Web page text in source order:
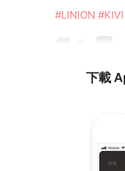
#LINION #KIVI
下載